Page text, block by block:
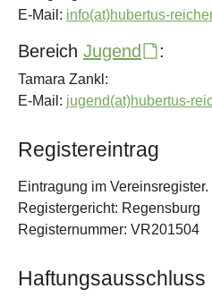
E-Mail: info(at)hubertus-
Bereich Jugend :
Tamara Zankl:
E-Mail: jugend(at)hubertus-
Registereintrag
Eintragung im Vereinsregister.
Registergericht: Regensburg
Registernummer: VR201504
Haftungsausschluss